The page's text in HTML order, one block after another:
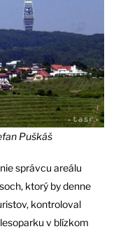
Puškáš
správcu areálu
ktorý by denne
kontroloval
v blízkom